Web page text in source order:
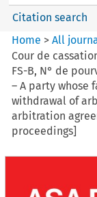
Citation search
Home >All
Cour de
FS-B, N° de
– A party whose
withdrawal of
arbitration
proceedings]